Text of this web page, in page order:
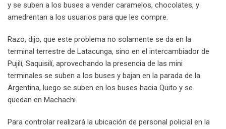
y se suben a los buses a vender caramelos, chocolates, y
amedrentan a los usuarios para que les compre.
Razo, dijo, que este problema no solamente se da en la
terminal terrestre de Latacunga, sino en el intercambiador de
Pujilí, Saquisilí, aprovechando la presencia de las mini
terminales se suben a los buses y bajan en la parada de la
Argentina, luego se suben en los buses hacia Quito y se
quedan en Machachi.
Para controlar realizará la ubicación de personal policial en la